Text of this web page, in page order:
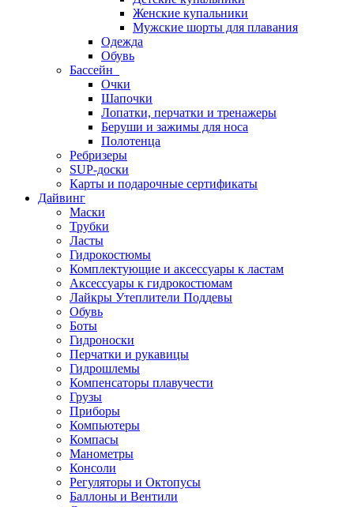
Женские купальники
Мужские шорты для плавания
Одежда
Обувь
Бассейн
Очки
Шапочки
Лопатки, перчатки и тренажеры
Беруши и зажимы для носа
Полотенца
Ребризеры
SUP-доски
Карты и подарочные сертификаты
Дайвинг
Маски
Трубки
Ласты
Гидрокостюмы
Комплектующие и аксессуары к ластам
Аксессуары к гидрокостюмам
Лайкры Утеплители Поддевы
Обувь
Боты
Гидроноски
Перчатки и рукавицы
Гидрошлемы
Компенсаторы плавучести
Грузы
Приборы
Компьютеры
Компасы
Манометры
Консоли
Регуляторы и Октопусы
Баллоны и Вентили